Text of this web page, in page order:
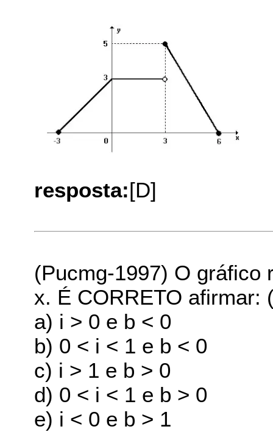
resposta:[D]
(Pucmg-1997) O gráfico
x. É CORRETO afirmar:
a) i > 0 e b < 0
b) 0 < i < 1 e b < 0
c) i > 1 e b > 0
d) 0 < i < 1 e b > 0
e) i < 0 e b > 1